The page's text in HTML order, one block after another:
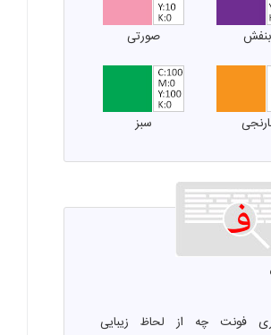
بنفش صورتی
سبز
فونت چه از لحاظ زیبایی